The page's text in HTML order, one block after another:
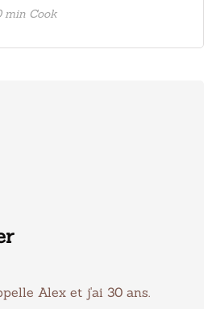
min Cook
Alex et j'ai 30 ans.